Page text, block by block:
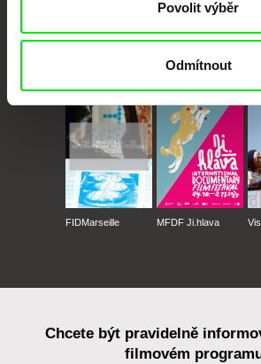
Povolit výběr
OdmítnoutAgainst Gravity
FIDMarseille MFDF Ji.hlava
Chcete být pravidelně
filmovém